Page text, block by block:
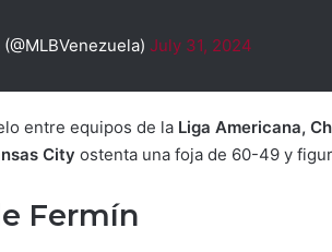
July 31, 2024
entre equipos de la Liga Americana,
City ostenta una foja de 60-49 y
Fermín